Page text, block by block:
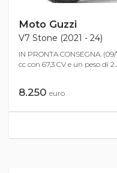
Moto Guzzi
V7 Stone (2021 - 24)
IN PRONTA CONSEGNA.
cc con 67,3 CV e un peso di
8.250 euro